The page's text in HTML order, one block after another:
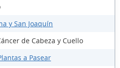
y San Joaquín
de Cabeza y Cuello
a Pasear